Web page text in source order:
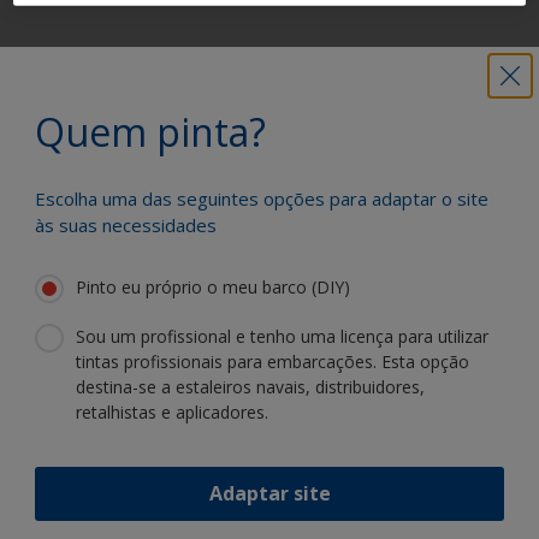
Quem pinta?
Escolha uma das seguintes opções para adaptar o site
às suas necessidades
Pinto eu próprio o meu barco (DIY)
Sou um profissional e tenho uma licença para utilizar
tintas profissionais para embarcações. Esta opção
destina-se a estaleiros navais, distribuidores,
retalhistas e aplicadores.
Adaptar site
Obtenha todo o apoio de que necessita
Beneficie da nossa inovação contínua e
especialização científica
Siga a International: